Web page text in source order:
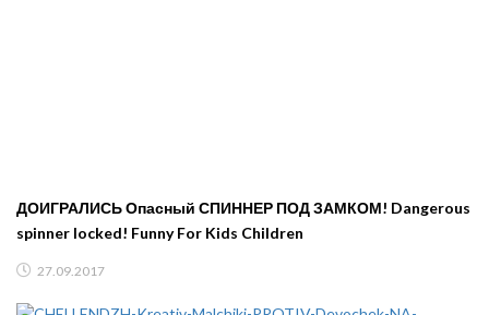
ДОИГРАЛИСЬ Опасный СПИННЕР ПОД ЗАМКОМ! Dangerous
spinner locked! Funny For Kids Children
27.09.2017